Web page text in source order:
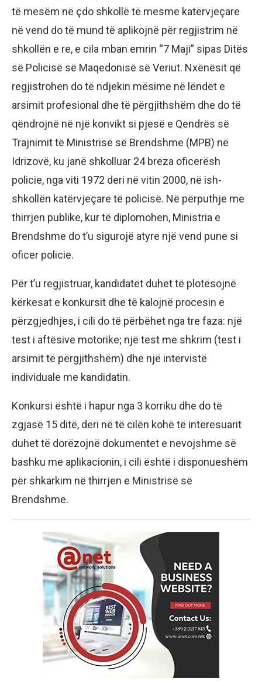
të mesëm në çdo shkollë të mesme katërvjeçare
në vend do të mund të aplikojnë për regjistrim në
shkollën e re, e cila mban emrin “7 Maji” sipas Ditës
së Policisë së Maqedonisë së Veriut. Nxënësit që
regjistrohen do të ndjekin mësime në lëndët e
arsimit profesional dhe të përgjithshëm dhe do të
qëndrojnë në një konvikt si pjesë e Qendrës së
Trajnimit të Ministrisë së Brendshme (MPB) në
Idrizovë, ku janë shkolluar 24 breza oficerësh
policie, nga viti 1972 deri në vitin 2000, në ish-
shkollën katërvjeçare të policisë. Në përputhje me
thirrjen publike, kur të diplomohen, Ministria e
Brendshme do t’u sigurojë atyre një vend pune si
oficer policie.
Për t’u regjistruar, kandidatët duhet të plotësojnë
kërkesat e konkursit dhe të kalojnë procesin e
përzgjedhjes, i cili do të përbëhet nga tre faza: një
test i aftësive motorike; një test me shkrim (test i
arsimit të përgjithshëm) dhe një intervistë
individuale me kandidatin.
Konkursi është i hapur nga 3 korriku dhe do të
zgjasë 15 ditë, deri në të cilën kohë të interesuarit
duhet të dorëzojnë dokumentet e nevojshme së
bashku me aplikacionin, i cili është i disponueshëm
për shkarkim në thirrjen e Ministrisë së
Brendshme.